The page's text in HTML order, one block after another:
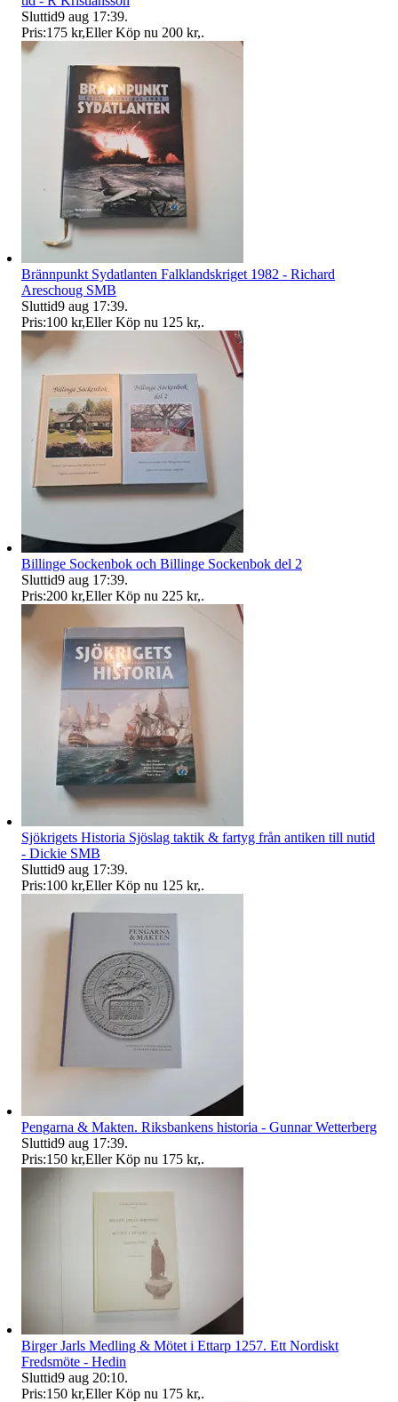
Sluttid9 aug 17:39.
Pris:175 kr,Eller Köp nu 200 kr,.
Brännpunkt Sydatlanten Falklandskriget 1982 - Richard
Areschoug SMB
Sluttid9 aug 17:39.
Pris:100 kr,Eller Köp nu 125 kr,.
Billinge Sockenbok och Billinge Sockenbok del 2
Sluttid9 aug 17:39.
Pris:200 kr,Eller Köp nu 225 kr,.
Sjökrigets Historia Sjöslag taktik & fartyg från antiken till nutid
- Dickie SMB
Sluttid9 aug 17:39.
Pris:100 kr,Eller Köp nu 125 kr,.
Pengarna & Makten. Riksbankens historia - Gunnar Wetterberg
Sluttid9 aug 17:39.
Pris:150 kr,Eller Köp nu 175 kr,.
Birger Jarls Medling & Mötet i Ettarp 1257. Ett Nordiskt
Fredsmöte - Hedin
Sluttid9 aug 20:10.
Pris:150 kr,Eller Köp nu 175 kr,.